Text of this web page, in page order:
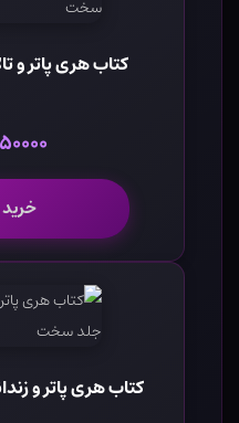
کتاب هری پاتر و
۹۵۰۰۰۰
کتاب هری پاتر و